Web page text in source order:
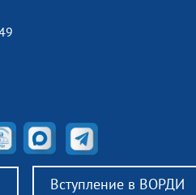
Вступление в ВОРДИ